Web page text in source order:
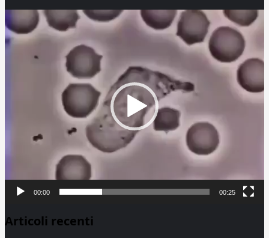
Player
00:00 00:25
Articoli recenti